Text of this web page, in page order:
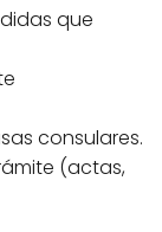
que
consulares.
(actas,